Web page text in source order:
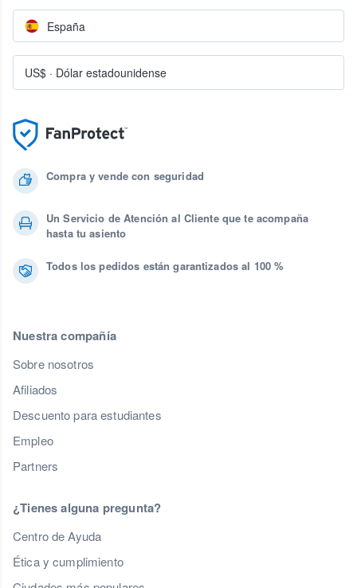
Compra y vende con seguridad
Un Servicio de Atención al Cliente que te acompaña
hasta tu asiento
Todos los pedidos están garantizados al 100 %
Nuestra compañía
Sobre nosotros
Afiliados
Descuento para estudiantes
Empleo
Partners
¿Tienes alguna pregunta?
Centro de Ayuda
Ética y cumplimiento
España
US$ · Dólar estadounidense